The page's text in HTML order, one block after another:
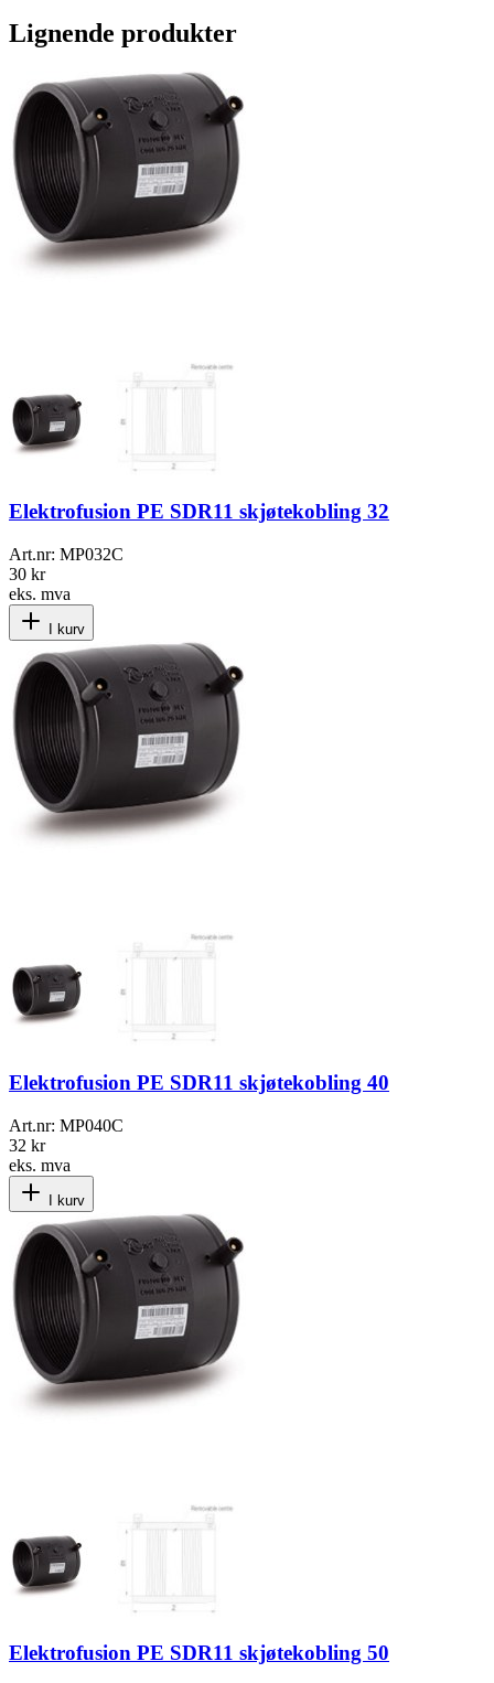
Lignende produkter
Elektrofusion PE SDR11 skjøtekobling 32
Art.nr: MP032C
30 kr
eks. mva
I kurv
Elektrofusion PE SDR11 skjøtekobling 40
Art.nr: MP040C
32 kr
eks. mva
I kurv
Elektrofusion PE SDR11 skjøtekobling 50